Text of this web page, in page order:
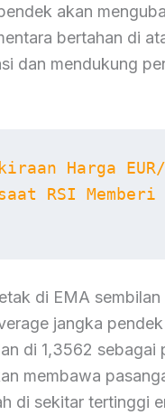
akan
bertahan di
dan mendukung
Harga
RSI Memberi
di EMA
jangka
di 1,3562 sebagai
membawa
di sekitar tertinggi